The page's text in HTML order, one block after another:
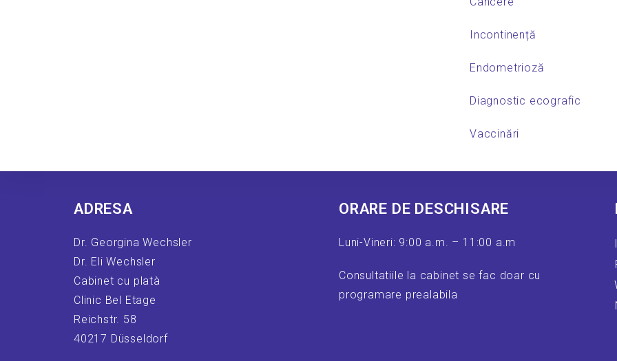
Incontinență
Endometrioză
Diagnostic ecografic
Vaccinări
ADRESA
Dr. Georgina Wechsler
Dr. Eli Wechsler
Cabinet cu platà
Clinic Bel Etage
Reichstr. 58
40217 Düsseldorf
ORARE DE DESCHISARE
Luni-Vineri: 9:00 a.m. – 11:00 a.m
Consultatiile la cabinet se fac doar cu
programare prealabila